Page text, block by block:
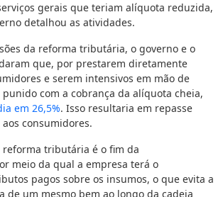
gerais que teriam alíquota reduzida,
detalhou as atividades.
da reforma tributária, o governo e o
que, por prestarem diretamente
e serem intensivos em mão de
com a cobrança da alíquota cheia,
em 26,5%. Isso resultaria em repasse
consumidores.
reforma tributária é o fim da
meio da qual a empresa terá o
pagos sobre os insumos, o que evita a
de um mesmo bem ao longo da cadeia